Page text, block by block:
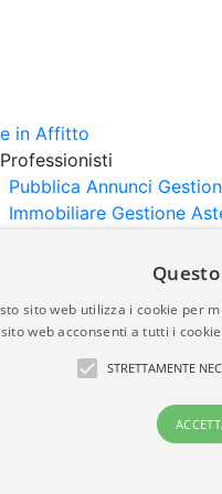
Professionisti
Pubblica Annunci
Immobiliare Gestione
italia.it
veridicità, della
sito web utilizza i cookie per
sito web acconsenti a tutti i
STRETTAMENTE